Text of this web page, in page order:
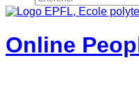
Online